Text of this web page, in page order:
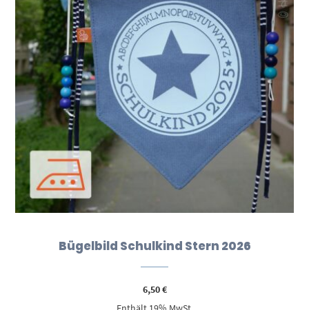
Bügelbild Schulkind Stern 2026
6,50€